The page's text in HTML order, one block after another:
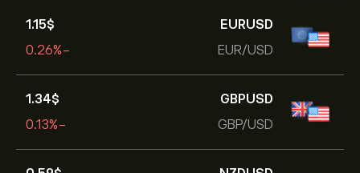
EURUSD
EUR/USD
1.15‎$‎
-0.26%
GBPUSD
GBP/USD
1.34‎$‎
-0.13%